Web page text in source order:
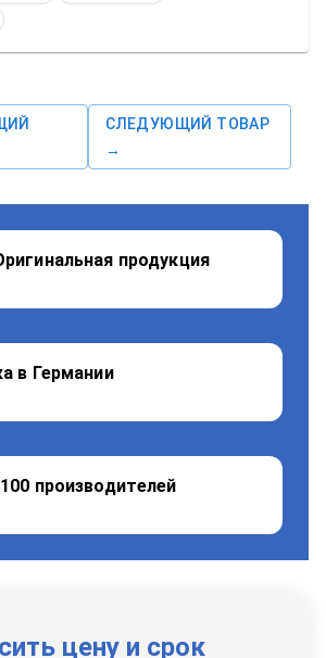
СЛЕДУЮЩИЙ ТОВАР
→
продукция
в Германии
производителей
цену и срок